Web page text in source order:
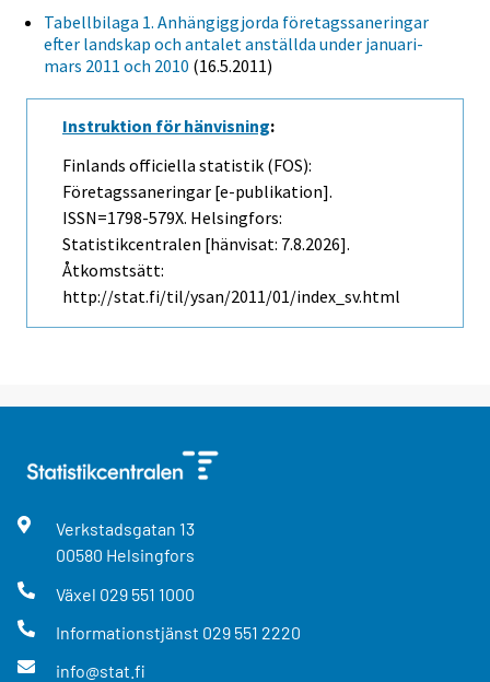
Tabellbilaga 1. Anhängiggjorda företagssaneringar
efter landskap och antalet anställda under januari-
mars 2011 och 2010 (16.5.2011)
Instruktion för hänvisning:
Finlands officiella statistik (FOS):
Företagssaneringar [e-publikation].
ISSN=1798-579X. Helsingfors:
Statistikcentralen [hänvisat: 7.8.2026].
Åtkomstsätt:
http://stat.fi/til/ysan/2011/01/index_sv.html
Verkstadsgatan 13
00580 Helsingfors
Växel 029 551 1000
Informationstjänst 029 551 2220
info@stat.fi